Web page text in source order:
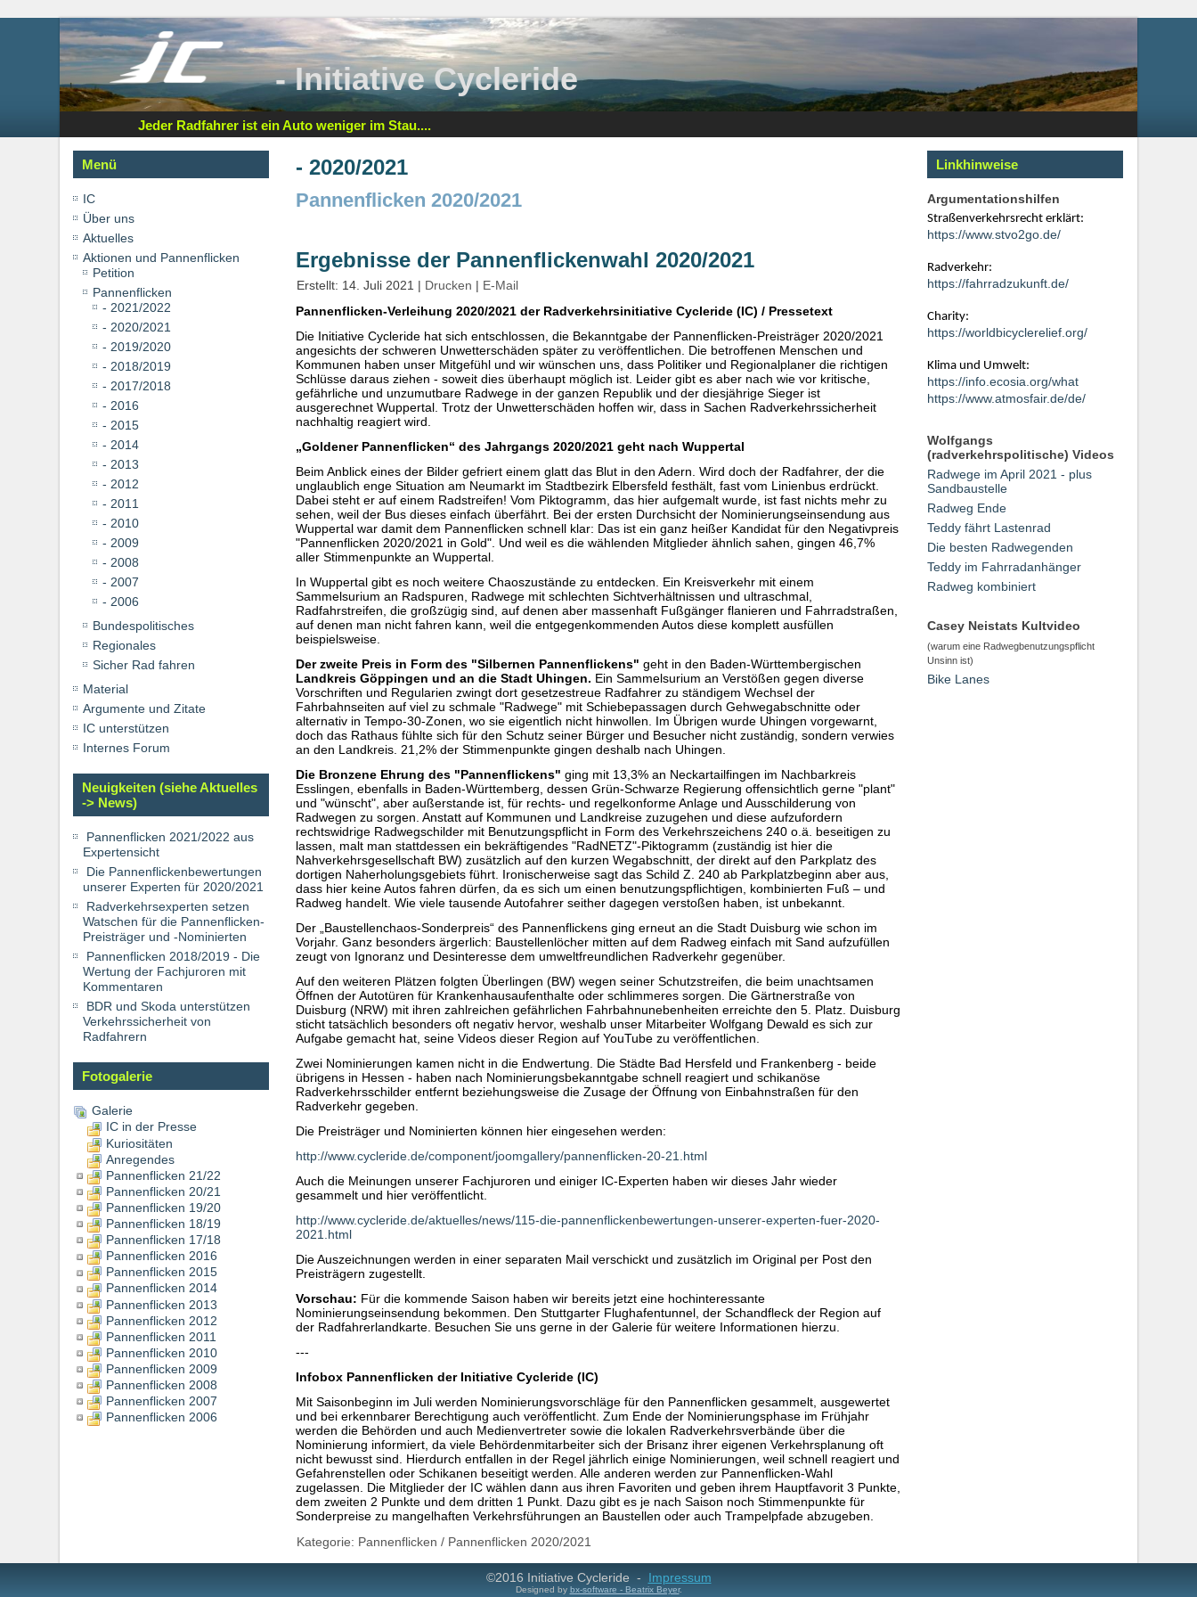
- Initiative Cycleride
Jeder Radfahrer ist ein Auto weniger im Stau....
Menü
IC
Über uns
Aktuelles
Aktionen und Pannenflicken
Petition
Pannenflicken
- 2021/2022
- 2020/2021
- 2019/2020
- 2018/2019
- 2017/2018
- 2016
- 2015
- 2014
- 2013
- 2012
- 2011
- 2010
- 2009
- 2008
- 2007
- 2006
Bundespolitisches
Regionales
Sicher Rad fahren
Material
Argumente und Zitate
IC unterstützen
Internes Forum
Neuigkeiten (siehe Aktuelles
-> News)
Pannenflicken 2021/2022 aus
Expertensicht
Die Pannenflickenbewertungen
unserer Experten für 2020/2021
Radverkehrsexperten setzen
Watschen für die Pannenflicken-
Preisträger und -Nominierten
Pannenflicken 2018/2019 - Die
Wertung der Fachjuroren mit
Kommentaren
BDR und Skoda unterstützen
Verkehrssicherheit von
Radfahrern
Fotogalerie
Galerie
IC in der Presse
Kuriositäten
Anregendes
Pannenflicken 21/22
Pannenflicken 20/21
Pannenflicken 19/20
Pannenflicken 18/19
Pannenflicken 17/18
Pannenflicken 2016
Pannenflicken 2015
Pannenflicken 2014
Pannenflicken 2013
Pannenflicken 2012
Pannenflicken 2011
Pannenflicken 2010
Pannenflicken 2009
Pannenflicken 2008
Pannenflicken 2007
Pannenflicken 2006
- 2020/2021
Pannenflicken 2020/2021
Ergebnisse der Pannenflickenwahl 2020/2021
Erstellt: 14. Juli 2021 | Drucken | E-Mail
Pannenflicken-Verleihung 2020/2021 der Radverkehrsinitiative Cycleride (IC) / Pressetext
Die Initiative Cycleride hat sich entschlossen, die Bekanntgabe der Pannenflicken-Preisträger 2020/2021
angesichts der schweren Unwetterschäden später zu veröffentlichen. Die betroffenen Menschen und
Kommunen haben unser Mitgefühl und wir wünschen uns, dass Politiker und Regionalplaner die richtigen
Schlüsse daraus ziehen - soweit dies überhaupt möglich ist. Leider gibt es aber nach wie vor kritische,
gefährliche und unzumutbare Radwege in der ganzen Republik und der diesjährige Sieger ist
ausgerechnet Wuppertal. Trotz der Unwetterschäden hoffen wir, dass in Sachen Radverkehrssicherheit
nachhaltig reagiert wird.
„Goldener Pannenflicken“ des Jahrgangs 2020/2021 geht nach Wuppertal
Beim Anblick eines der Bilder gefriert einem glatt das Blut in den Adern. Wird doch der Radfahrer, der die
unglaublich enge Situation am Neumarkt im Stadtbezirk Elbersfeld festhält, fast vom Linienbus erdrückt.
Dabei steht er auf einem Radstreifen! Vom Piktogramm, das hier aufgemalt wurde, ist fast nichts mehr zu
sehen, weil der Bus dieses einfach überfährt. Bei der ersten Durchsicht der Nominierungseinsendung aus
Wuppertal war damit dem Pannenflicken schnell klar: Das ist ein ganz heißer Kandidat für den Negativpreis
"Pannenflicken 2020/2021 in Gold". Und weil es die wählenden Mitglieder ähnlich sahen, gingen 46,7%
aller Stimmenpunkte an Wuppertal.
In Wuppertal gibt es noch weitere Chaoszustände zu entdecken. Ein Kreisverkehr mit einem
Sammelsurium an Radspuren, Radwege mit schlechten Sichtverhältnissen und ultraschmal,
Radfahrstreifen, die großzügig sind, auf denen aber massenhaft Fußgänger flanieren und Fahrradstraßen,
auf denen man nicht fahren kann, weil die entgegenkommenden Autos diese komplett ausfüllen
beispielsweise.
Der zweite Preis in Form des "Silbernen Pannenflickens" geht in den Baden-Württembergischen
Landkreis Göppingen und an die Stadt Uhingen. Ein Sammelsurium an Verstößen gegen diverse
Vorschriften und Regularien zwingt dort gesetzestreue Radfahrer zu ständigem Wechsel der
Fahrbahnseiten auf viel zu schmale "Radwege" mit Schiebepassagen durch Gehwegabschnitte oder
alternativ in Tempo-30-Zonen, wo sie eigentlich nicht hinwollen. Im Übrigen wurde Uhingen vorgewarnt,
doch das Rathaus fühlte sich für den Schutz seiner Bürger und Besucher nicht zuständig, sondern verwies
an den Landkreis. 21,2% der Stimmenpunkte gingen deshalb nach Uhingen.
Die Bronzene Ehrung des "Pannenflickens" ging mit 13,3% an Neckartailfingen im Nachbarkreis
Esslingen, ebenfalls in Baden-Württemberg, dessen Grün-Schwarze Regierung offensichtlich gerne "plant"
und "wünscht", aber außerstande ist, für rechts- und regelkonforme Anlage und Ausschilderung von
Radwegen zu sorgen. Anstatt auf Kommunen und Landkreise zuzugehen und diese aufzufordern
rechtswidrige Radwegschilder mit Benutzungspflicht in Form des Verkehrszeichens 240 o.ä. beseitigen zu
lassen, malt man stattdessen ein bekräftigendes "RadNETZ"-Piktogramm (zuständig ist hier die
Nahverkehrsgesellschaft BW) zusätzlich auf den kurzen Wegabschnitt, der direkt auf den Parkplatz des
dortigen Naherholungsgebiets führt. Ironischerweise sagt das Schild Z. 240 ab Parkplatzbeginn aber aus,
dass hier keine Autos fahren dürfen, da es sich um einen benutzungspflichtigen, kombinierten Fuß – und
Radweg handelt. Wie viele tausende Autofahrer seither dagegen verstoßen haben, ist unbekannt.
Der „Baustellenchaos-Sonderpreis“ des Pannenflickens ging erneut an die Stadt Duisburg wie schon im
Vorjahr. Ganz besonders ärgerlich: Baustellenlöcher mitten auf dem Radweg einfach mit Sand aufzufüllen
zeugt von Ignoranz und Desinteresse dem umweltfreundlichen Radverkehr gegenüber.
Auf den weiteren Plätzen folgten Überlingen (BW) wegen seiner Schutzstreifen, die beim unachtsamen
Öffnen der Autotüren für Krankenhausaufenthalte oder schlimmeres sorgen. Die Gärtnerstraße von
Duisburg (NRW) mit ihren zahlreichen gefährlichen Fahrbahnunebenheiten erreichte den 5. Platz. Duisburg
sticht tatsächlich besonders oft negativ hervor, weshalb unser Mitarbeiter Wolfgang Dewald es sich zur
Aufgabe gemacht hat, seine Videos dieser Region auf YouTube zu veröffentlichen.
Zwei Nominierungen kamen nicht in die Endwertung. Die Städte Bad Hersfeld und Frankenberg - beide
übrigens in Hessen - haben nach Nominierungsbekanntgabe schnell reagiert und schikanöse
Radverkehrsschilder entfernt beziehungsweise die Zusage der Öffnung von Einbahnstraßen für den
Radverkehr gegeben.
Die Preisträger und Nominierten können hier eingesehen werden:
http://www.cycleride.de/component/joomgallery/pannenflicken-20-21.html
Auch die Meinungen unserer Fachjuroren und einiger IC-Experten haben wir dieses Jahr wieder
gesammelt und hier veröffentlicht.
http://www.cycleride.de/aktuelles/news/115-die-pannenflickenbewertungen-unserer-experten-fuer-2020-
2021.html
Die Auszeichnungen werden in einer separaten Mail verschickt und zusätzlich im Original per Post den
Preisträgern zugestellt.
Vorschau: Für die kommende Saison haben wir bereits jetzt eine hochinteressante
Nominierungseinsendung bekommen. Den Stuttgarter Flughafentunnel, der Schandfleck der Region auf
der Radfahrerlandkarte. Besuchen Sie uns gerne in der Galerie für weitere Informationen hierzu.
---
Infobox Pannenflicken der Initiative Cycleride (IC)
Mit Saisonbeginn im Juli werden Nominierungsvorschläge für den Pannenflicken gesammelt, ausgewertet
und bei erkennbarer Berechtigung auch veröffentlicht. Zum Ende der Nominierungsphase im Frühjahr
werden die Behörden und auch Medienvertreter sowie die lokalen Radverkehrsverbände über die
Nominierung informiert, da viele Behördenmitarbeiter sich der Brisanz ihrer eigenen Verkehrsplanung oft
nicht bewusst sind. Hierdurch entfallen in der Regel jährlich einige Nominierungen, weil schnell reagiert und
Gefahrenstellen oder Schikanen beseitigt werden. Alle anderen werden zur Pannenflicken-Wahl
zugelassen. Die Mitglieder der IC wählen dann aus ihren Favoriten und geben ihrem Hauptfavorit 3 Punkte,
dem zweiten 2 Punkte und dem dritten 1 Punkt. Dazu gibt es je nach Saison noch Stimmenpunkte für
Sonderpreise zu mangelhaften Verkehrsführungen an Baustellen oder auch Trampelpfade abzugeben.
Kategorie: Pannenflicken / Pannenflicken 2020/2021
Linkhinweise
Argumentationshilfen
Straßenverkehrsrecht erklärt:
https://www.stvo2go.de/
Radverkehr:
https://fahrradzukunft.de/
Charity:
https://worldbicyclerelief.org/
Klima und Umwelt:
https://info.ecosia.org/what
https://www.atmosfair.de/de/
Wolfgangs
(radverkehrspolitische) Videos
Radwege im April 2021 - plus
Sandbaustelle
Radweg Ende
Teddy fährt Lastenrad
Die besten Radwegenden
Teddy im Fahrradanhänger
Radweg kombiniert
Casey Neistats Kultvideo
(warum eine Radwegbenutzungspflicht
Unsinn ist)
Bike Lanes
©2016 Initiative Cycleride - Impressum
Designed by bx-software - Beatrix Beyer.